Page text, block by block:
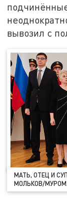
вывозил с
МАТЬ, ОТЕЦ И
МОЛЬКОВ/